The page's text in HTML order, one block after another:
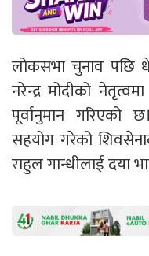
लोकसभा चुनाव पछि
नरेन्द्र मोदीको
पूर्वानुमान गरिएको
सहयोग गरेको
राहुल गान्धीलाई दया